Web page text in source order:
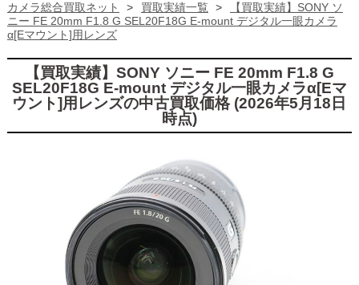
カメラ総合買取ネット > 買取実績一覧 >
【買取実績】SONY ソ
ニー FE 20mm F1.8 G SEL20F18G E-mount デジタル一眼カメラ
α[Eマウント]用レンズ
【買取実績】SONY ソニー FE 20mm F1.8 G
SEL20F18G E-mount デジタル一眼カメラα[Eマ
ウント]用レンズの中古買取価格 (2026年5月18日
時点)